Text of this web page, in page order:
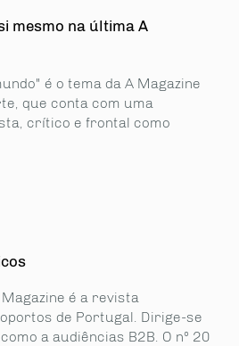
mesmo na última A
é o tema da A Magazine
que conta com uma
crítico e frontal como
é a revista
de Portugal. Dirige-se
a audiências B2B. O nº 20